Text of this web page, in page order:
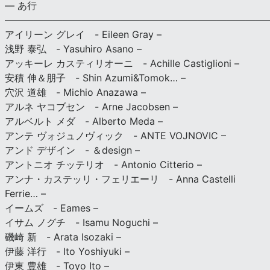
— あ行
アイリーン グレイ - Eileen Gray –
浅野 泰弘 - Yasuhiro Asano –
アッキーレ カスティリオーニ - Achille Castiglioni –
安積 伸＆朋子 - Shin Azumi&Tomok… –
穴沢 道雄 - Michio Anazawa –
アルネ ヤコブセン - Arne Jacobsen –
アルベルト メダ - Alberto Meda –
アンテ ヴォジュノヴィック - ANTE VOJNOVIC –
アンド デザイン - ＆design –
アントニオ チッテリオ - Antonio Citterio –
アンナ・カステッリ・フェリエーリ - Anna Castelli
Ferrie… –
イームズ - Eames –
イサム ノグチ - Isamu Noguchi –
磯崎 新 - Arata Isozaki –
伊藤 洋行 - Ito Yoshiyuki –
伊東 豊雄 - Toyo Ito –